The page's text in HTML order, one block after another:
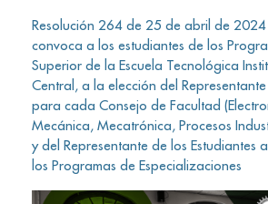
Resolución 264 de 25 de abril de
convoca a los estudiantes de los
Superior de la Escuela Tecnológica
Central, a la elección del
para cada Consejo de Facultad
Mecánica, Mecatrónica, Procesos
y del Representante de los Estudiantes
los Programas de Especializaciones